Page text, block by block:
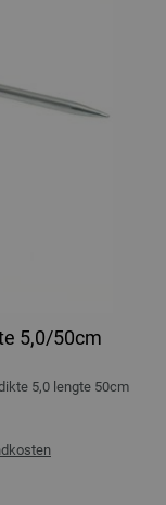
5,0/50cm
5,0 lengte 50cm